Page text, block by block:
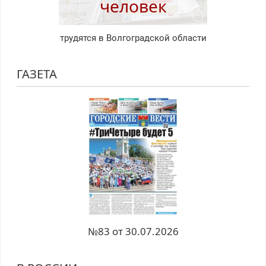
человек
трудятся в Волгоградской области
ГАЗЕТА
№83 от 30.07.2026